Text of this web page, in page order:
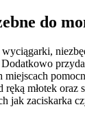
do
młotek
jak zaciskarka